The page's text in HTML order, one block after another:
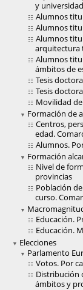
y
Alumnos
Alumnos
Alumnos
arquitectura
Alumnos
ámbitos de
Tesis
Tesis
Movilidad
Formación de
Centros,
edad.
Alumnos.
Formación
Nivel de
provincias
Población
curso.
Educación.
Educación.
Elecciones
Parlamento
Votos. Por
Distribución
ámbitos y